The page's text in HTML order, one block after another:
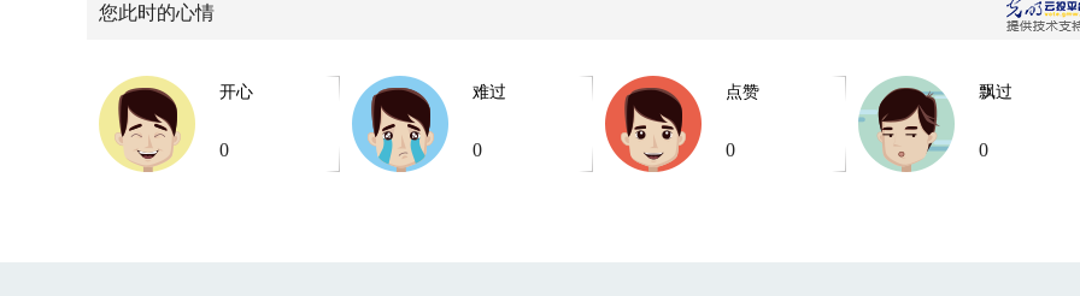
您此时的心情
开心
0
难过
0
点赞
0
飘过
0